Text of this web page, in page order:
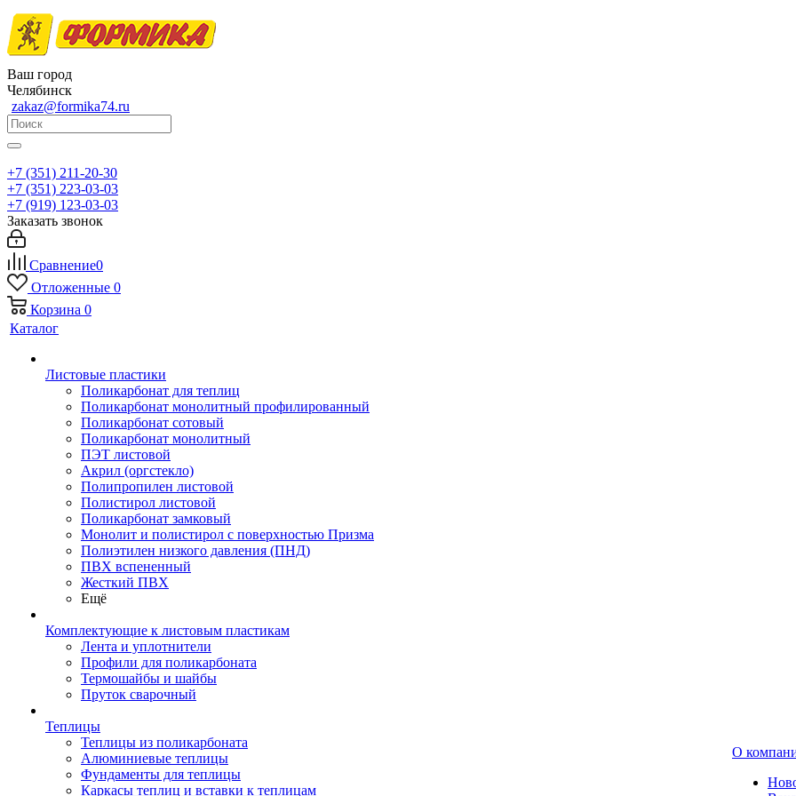
Ваш город
Челябинск
zakaz@formika74.ru
+7 (351) 211-20-30
+7 (351) 223-03-03
+7 (919) 123-03-03
Заказать звонок
Сравнение0
Отложенные 0
Корзина 0
Каталог
Листовые пластики
Поликарбонат для теплиц
Поликарбонат монолитный профилированный
Поликарбонат сотовый
Поликарбонат монолитный
ПЭТ листовой
Акрил (оргстекло)
Полипропилен листовой
Полистирол листовой
Поликарбонат замковый
Монолит и полистирол с поверхностью Призма
Полиэтилен низкого давления (ПНД)
ПВХ вспененный
Жесткий ПВХ
Ещё
Комплектующие к листовым пластикам
Лента и уплотнители
Профили для поликарбоната
Термошайбы и шайбы
Пруток сварочный
Теплицы
Теплицы из поликарбоната
Алюминиевые теплицы
Фундаменты для теплицы
Каркасы теплиц и вставки к теплицам
О